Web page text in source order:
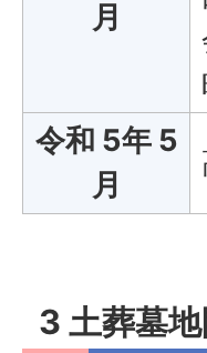
月
令和 5年 5
月
3 土葬墓